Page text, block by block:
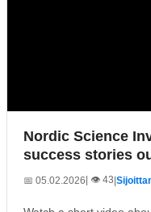
Nordic Science
success stories
📅 05.02.2026| 👁️ 43